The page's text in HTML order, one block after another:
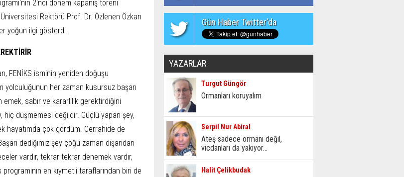
2'nci dönem kapanış töreni
Rektörü Prof. Dr. Özlenen Özkan
yoğun ilgi gösterdi.
FENİKS isminin yeniden doğuşu
yolculuğunun her zaman kusursuz başarı
sabır ve kararlılık gerektirdiğini
hiç düşmemesi değildir. Güçlü yapan şey,
hayatımda çok gördüm. Cerrahide de
dediğimiz şey çoğu zaman dışarıdan
vardır, tekrar tekrar denemek vardır,
en kıymetli taraflarından biri de
Gün Haber Twitter'da
YAZARLAR
Turgut Güngör
Ormanları koruyalım
Serpil Nur Abiral
Ateş sadece ormanı değil,
vicdanları da yakıyor...
Halit Çelikbudak